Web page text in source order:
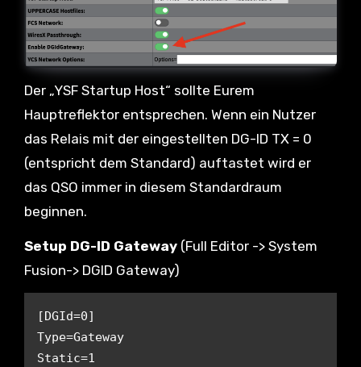
Der „YSF Startup Host“ sollte Eurem
Hauptreflektor entsprechen. Wenn ein Nutzer
das Relais mit der eingestellten DG-ID TX = 0
(entspricht dem Standard) auftastet wird er
das QSO immer in diesem Standardraum
beginnen.
Setup DG-ID Gateway(Full Editor -> System
Fusion-> DGID Gateway)
[DGId=0]
Type=Gateway
Static=1